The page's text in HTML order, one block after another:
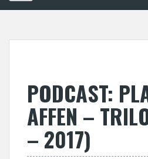
PODCAST:
AFFEN –
– 2017)